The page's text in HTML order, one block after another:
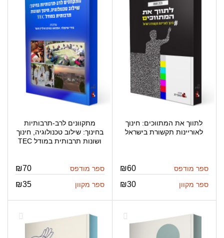
לתווך את המתווכים: חינוך
לאוריינות תקשורת בישראל
ספר מודפס ₪60
ספר מקוון ₪30
מתקוונים לרב-תרבותיות
בחינוך: שילוב טכנולוגיה, חינוך
ושונות תרבותית במודל TEC
ספר מודפס ₪70
ספר מקוון ₪35